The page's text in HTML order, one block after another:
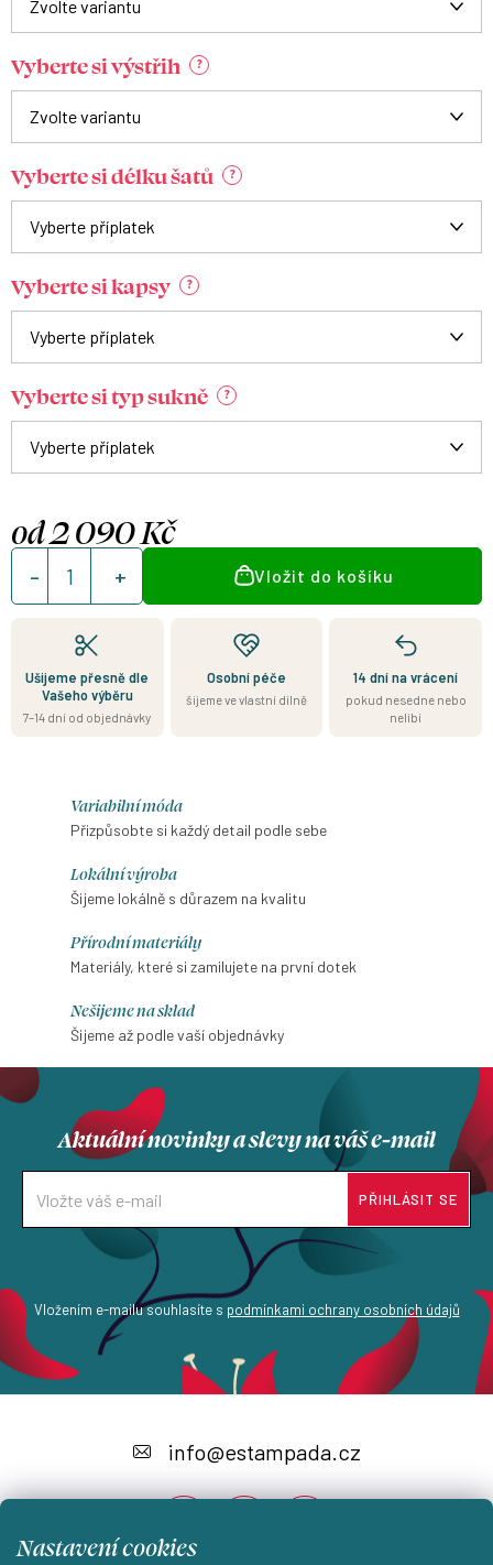
Nastavení cookies
Vyberte si výstřih ?
Vyberte si délku šatů ?
Vyberte si kapsy ?
Vyberte si typ sukně ?
od2 090 Kč
Měrná
cena:
Vložit do košíku
Ušijeme přesně dle
Vašeho výběru
7–14 dní od objednávky
Osobní péče
šijeme ve vlastní dílně
14 dní na vrácení
pokud nesedne nebo
nelíbí
Variabilní móda
Přizpůsobte si každý detail podle sebe
Lokální výroba
Šijeme lokálně s důrazem na kvalitu
Přírodní materiály
Materiály, které si zamilujete na první dotek
Nešijeme na sklad
Šijeme až podle vaší objednávky
Aktuální novinky a slevy na váš e-mail
Vložením e-mailu souhlasíte s podmínkami ochrany osobních údajů
PŘIHLÁSIT SE
p
info@estampada.cz